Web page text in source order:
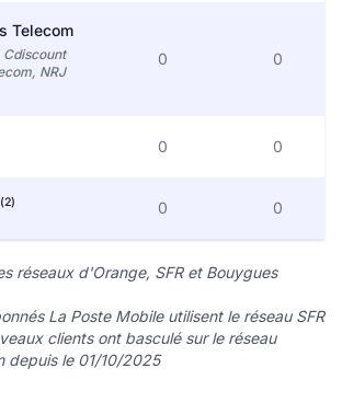
Telecom
Cdiscount
NRJ
0 0
0 0
(2) 0 0
réseaux d'Orange, SFR et Bouygues
La Poste Mobile utilisent le réseau SFR
clients ont basculé sur le réseau
depuis le 01/10/2025